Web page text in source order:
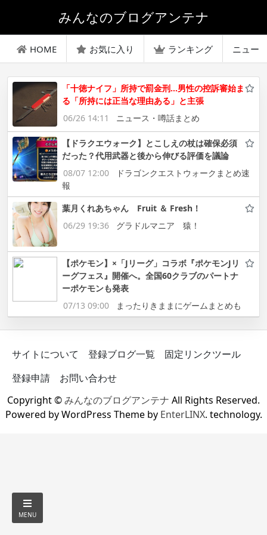
みんなのブログアンテナ
HOME お気に入り ランキング ニュー
「十徳ナイフ」所持で罰金刑…男性の控訴審始ま
る「所持には正当な理由ある」と主張
06/26 14:11
ニュース・噂話まとめ
【ドラクエウォーク】とこしえの杖は確保必須
だった？代用武器と後から伸びる評価を議論
08/07 12:00
ドラゴンクエストウォークまとめ速
報
葉月くれあちゃん Fruit ＆ Fresh！
06/29 19:36
グラドルマニア 猿！
【ポケモン】×「Jリーグ」コラボ『ポケモンJリ
ーグフェス』開催へ。全国60クラブのパートナ
ーポケモンも発表
07/13 09:00
まったりきままにゲームまとめも
サイトについて 登録ブログ一覧
固定リンクツール
登録申請
お問い合わせ
Copyright ©みんなのブログアンテナ All Rights Reserved.
Powered by WordPress Theme by EnterLINX. technology.
MENU